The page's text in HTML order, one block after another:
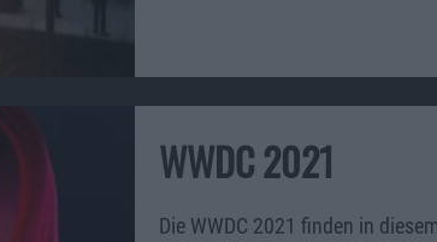
WWDC 2021
Die WWDC 2021 finden in